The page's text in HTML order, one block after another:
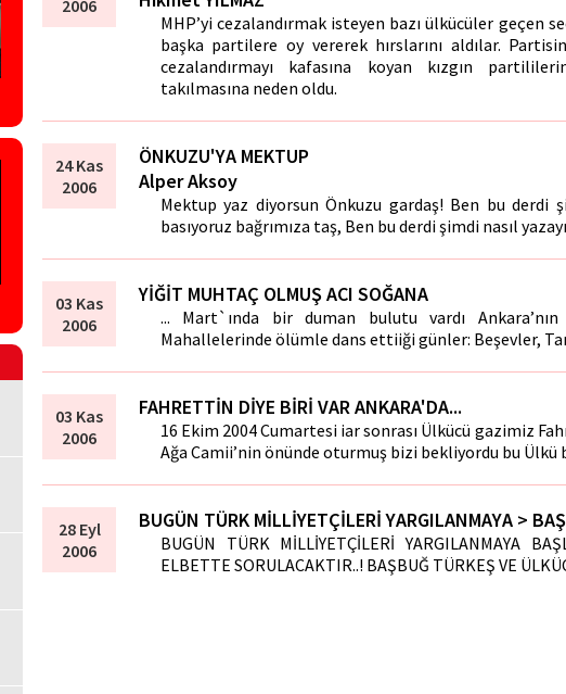
2006
MHP’yi cezalandırmak isteyen bazı ülkücüler geçen
başka partilere oy vererek hırslarını aldılar.
cezalandırmayı kafasına koyan kızgın
takılmasına neden oldu.
24 Kas
2006
ÖNKUZU'YA MEKTUP
Alper Aksoy
Mektup yaz diyorsun Önkuzu gardaş! Ben bu derdi
basıyoruz bağrımıza taş, Ben bu derdi şimdi nasıl
03 Kas
2006
YİĞİT MUHTAÇ OLMUŞ ACI SOĞANA
... Mart`ında bir duman bulutu vardı
Mahallelerinde ölümle dans ettiiği günler: Beşevler,
03 Kas
2006
FAHRETTİN DİYE BİRİ VAR ANKARA'DA...
16 Ekim 2004 Cumartesi iftar sonrası Ülkücü gazimiz
Ağa Camii’nin önünde oturmuş bizi bekliyordu bu Ülkü
28 Eyl
2006
BUGÜN TÜRK MİLLİYETÇİLERİ YARGILANMAYA >
BUGÜN TÜRK MİLLİYETÇİLERİ YARGILANMAYA
ELBETTE SORULACAKTIR..! BAŞBUĞ TÜRKEŞ VE